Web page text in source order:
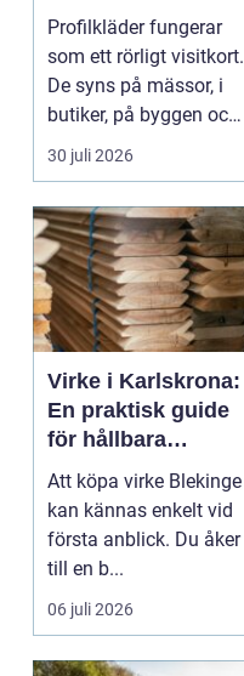
klubbar en
starkare identitet
Profilkläder fungerar
som ett rörligt visitkort.
De syns på mässor, i
butiker, på byggen och
längs v...
30 juli 2026
Virke i Karlskrona:
En praktisk guide
för hållbara
byggprojekt
Att köpa virke Blekinge
kan kännas enkelt vid
första anblick. Du åker
till en b...
06 juli 2026